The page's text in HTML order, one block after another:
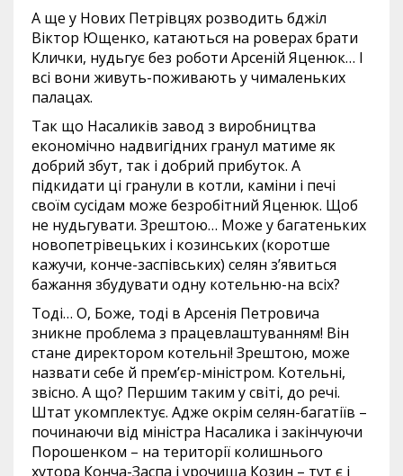
А ще у Нових Петрівцях розводить бджіл
Віктор Ющенко, катаються на роверах брати
Клички, нудьгує без роботи Арсеній Яценюк… І
всі вони живуть-поживають у чималеньких
палацах.
Так що Насаликів завод з виробництва
економічно надвигідних гранул матиме як
добрий збут, так і добрий прибуток. А
підкидати ці гранули в котли, каміни і печі
своїм сусідам може безробітний Яценюк. Щоб
не нудьгувати. Зрештою… Може у багатеньких
новопетрівецьких і козинських (коротше
кажучи, конче-заспівських) селян з’явиться
бажання збудувати одну котельню-на всіх?
Тоді… О, Боже, тоді в Арсенія Петровича
зникне проблема з працевлаштуванням! Він
стане директором котельні! Зрештою, може
назвати себе й прем’єр-міністром. Котельні,
звісно. А що? Першим таким у світі, до речі.
Штат укомплектує. Адже окрім селян-багатіїв –
починаючи від міністра Насалика і закінчуючи
Порошенком – на території колишнього
хутора Конча-Заспа і урочища Козин – тут є і